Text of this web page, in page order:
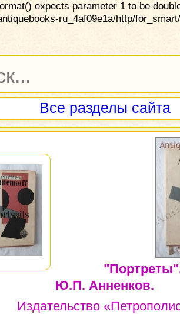
expects parameter 1 to be
ru_4af09e1a/http/
Все разделы сайта
Ю.П. Анненков.
Издательство